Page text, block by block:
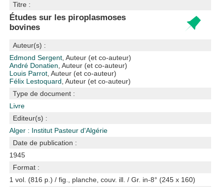
Titre :
Études sur les piroplasmoses
bovines
Auteur(s) :
Edmond Sergent , Auteur (et co-auteur)
André Donatien , Auteur (et co-auteur)
Louis Parrot , Auteur (et co-auteur)
Félix Lestoquard , Auteur (et co-auteur)
Type de document :
Livre
Editeur(s) :
Alger : Institut Pasteur d'Algérie
Date de publication :
1945
Format :
1 vol. (816 p.) / fig., planche, couv. ill. / Gr. in-8° (245 x 160)